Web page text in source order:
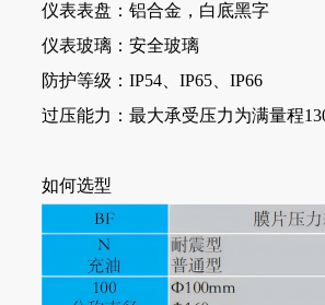
仪表表盘：铝合金，白底黑字
仪表玻璃：安全玻璃
防护等级：IP54、IP65、IP66
过压能力：最大承受压力为满量程
如何选型